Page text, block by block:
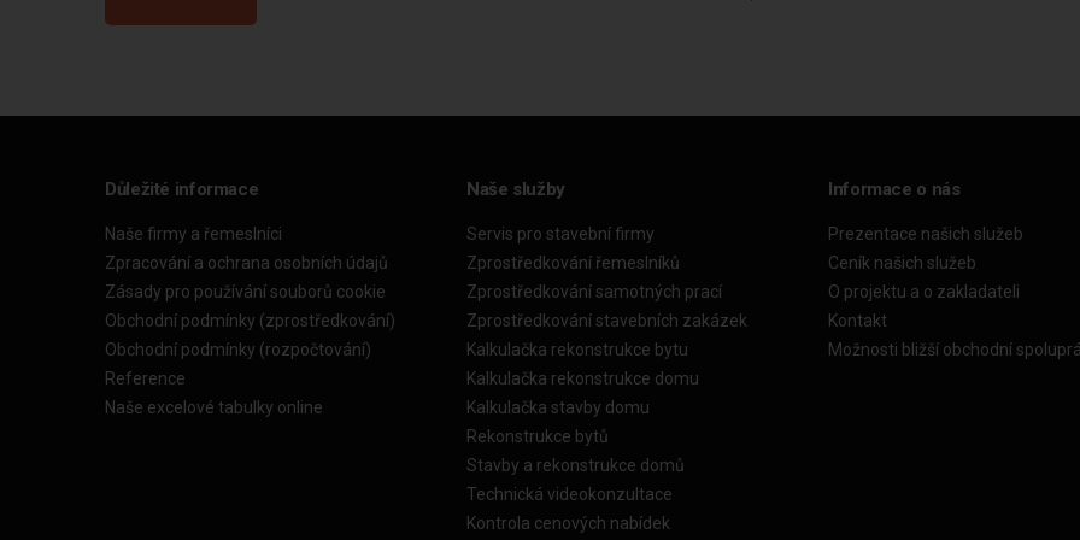
Důležité informace
Naše firmy a řemeslníci
Zpracování a ochrana osobních údajů
Zásady pro používání souborů cookie
Obchodní podmínky (zprostředkování)
Obchodní podmínky (rozpočtování)
Reference
Naše excelové tabulky online
Naše služby
Servis pro stavební firmy
Zprostředkování řemeslníků
Zprostředkování samotných prací
Zprostředkování stavebních zakázek
Kalkulačka rekonstrukce bytu
Kalkulačka rekonstrukce domu
Kalkulačka stavby domu
Rekonstrukce bytů
Stavby a rekonstrukce domů
Technická videokonzultace
Kontrola cenových nabídek
Informace o nás
Prezentace našich služeb
Ceník našich služeb
O projektu a o zakladateli
Kontakt
Možnosti bližší obchodní